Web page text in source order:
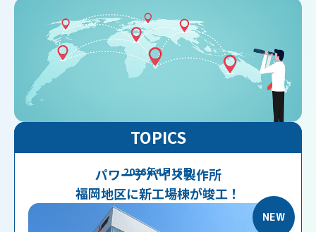
TOPICS
2026年4月15日
パワーデバイス製作所
福岡地区に新工場棟が竣工！
NEW